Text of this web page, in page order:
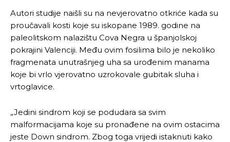
Autori studije naišli su na nevjerovatno otkriće kada su
proučavali kosti koje su iskopane 1989. godine na
paleolitskom nalazištu Cova Negra u španjolskoj
pokrajini Valenciji. Među ovim fosilima bilo je nekoliko
fragmenata unutrašnjeg uha sa urođenim manama
koje bi vrlo vjerovatno uzrokovale gubitak sluha i
vrtoglavice.
„Jedini sindrom koji se podudara sa svim
malformacijama koje su pronađene na ovim ostacima
jeste Down sindrom. Zbog toga vrijedi istaknuti kako